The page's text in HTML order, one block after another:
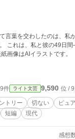
言葉を交わしたのは、私
話。
表紙画像はAIイラストです。
件 ライト文芸 9,590 位 /
トリー 切ない ピュ
短編 現代
感想